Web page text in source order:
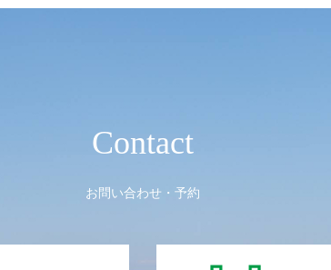
Contact
お問い合わせ・予約